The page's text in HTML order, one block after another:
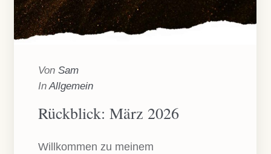
Von Sam
InAllgemein
Rückblick: März 2026
Willkommen zu meinem